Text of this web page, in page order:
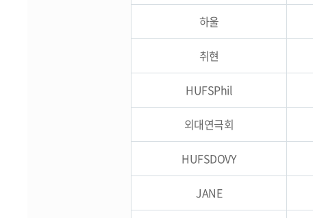
하울
취현
HUFSPhil
외대연극회
HUFSDOVY
JANE